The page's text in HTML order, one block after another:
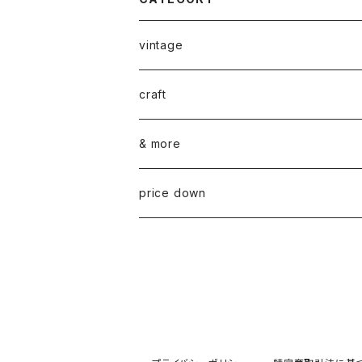
vintage
ceramics
ARABIA
GUSTAVSBERG
glass
NUUTAJÄRVI
fabric
craft
染め花Horry
山口 和宏 木の器
& more
wear
price down